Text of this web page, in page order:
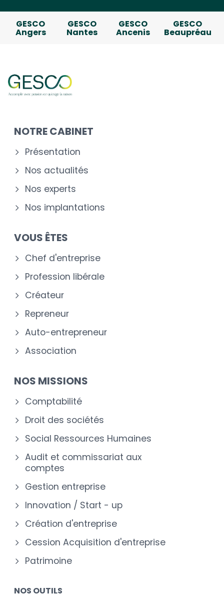
GESCO
Angers
GESCO
Nantes
GESCO
Ancenis
GESCO
Beaupréau
NOTRE CABINET
Présentation
Nos actualités
Nos experts
Nos implantations
VOUS ÊTES
Chef d'entreprise
Profession libérale
Créateur
Repreneur
Auto-entrepreneur
Association
NOS MISSIONS
Comptabilité
Droit des sociétés
Social Ressources Humaines
Audit et commissariat aux
comptes
Gestion entreprise
Innovation / Start - up
Création d'entreprise
Cession Acquisition d'entreprise
Patrimoine
NOS OUTILS